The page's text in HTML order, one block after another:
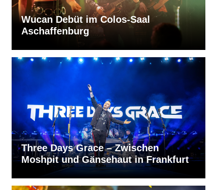
Wucan Debüt im Colos-Saal
Aschaffenburg
Three Days Grace – Zwischen
Moshpit und Gänsehaut in Frankfurt